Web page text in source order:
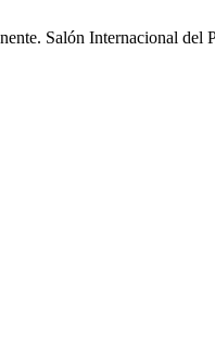
Salón Internacional del